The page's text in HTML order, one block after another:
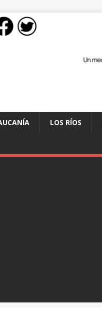
LOS RÍOS